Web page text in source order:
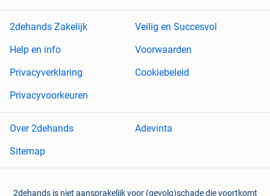
2dehands Zakelijk
Veilig en Succesvol
Help en info
Voorwaarden
Privacyverklaring
Cookiebeleid
Privacyvoorkeuren
Over 2dehands
Adevinta
Sitemap
2dehands is niet aansprakelijk voor (gevolg)schade die voortkomt